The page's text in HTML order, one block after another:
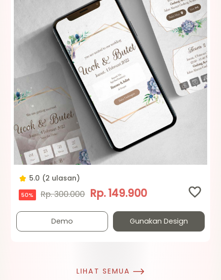
5.0 (2 ulasan)
50% Rp. 300.000 Rp. 149.900
Demo Gunakan Design
LIHAT SEMUA